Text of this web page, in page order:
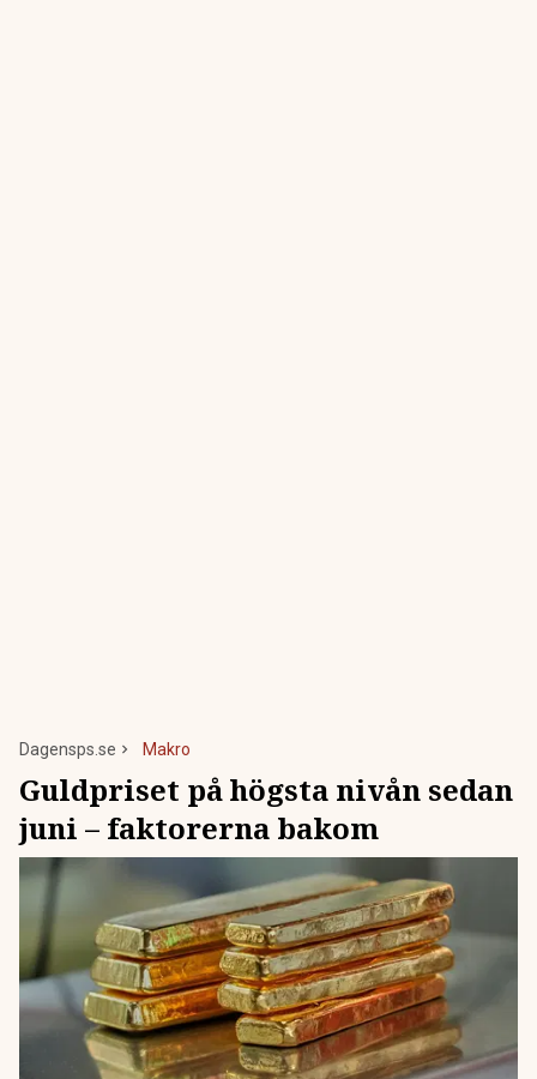
Dagensps.se Makro
Guldpriset på högsta nivån sedan
juni – faktorerna bakom